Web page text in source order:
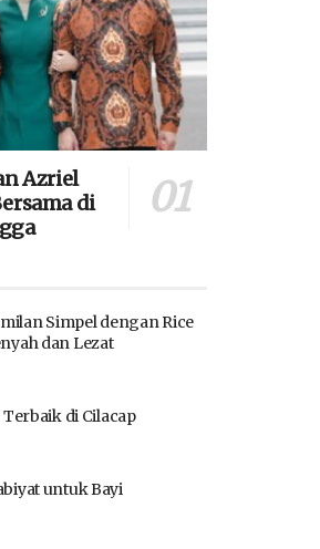
Azriel
di
Simpel dengan Rice
dan Lezat
Terbaik di Cilacap
untuk Bayi